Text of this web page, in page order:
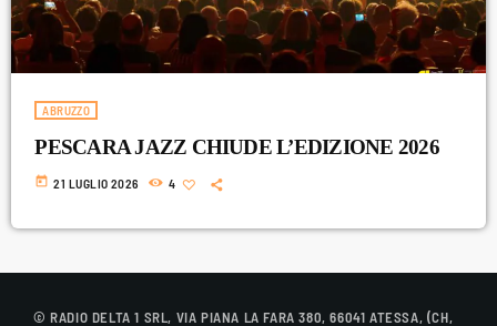
Dicembre 2023
Novembre 2023
CATEGORIE
Abruzzo
Amore e relazioni
Attualità
ABRUZZO
PESCARA JAZZ CHIUDE L’EDIZIONE 2026
today 21 LUGLIO 2026 4
© RADIO DELTA 1 SRL, VIA PIANA LA FARA 380, 66041 ATESSA, (CH,